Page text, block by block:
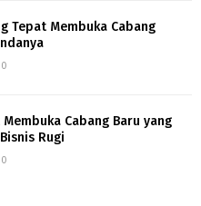
Tepat Membuka Cabang
0
Cabang Baru yang
Rugi
0